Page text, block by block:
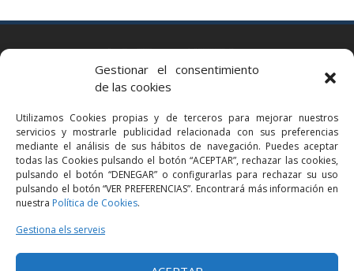
Gestionar el consentimiento
de las cookies
Utilizamos Cookies propias y de terceros para mejorar nuestros
servicios y mostrarle publicidad relacionada con sus preferencias
mediante el análisis de sus hábitos de navegación. Puedes aceptar
todas las Cookies pulsando el botón “ACEPTAR”, rechazar las cookies,
pulsando el botón “DENEGAR” o configurarlas para rechazar su uso
pulsando el botón “VER PREFERENCIAS”. Encontrará más información en
nuestra Política de Cookies.
Gestiona els serveis
Via Augusta 2 bis, 3º, 08006 Barcelona
bcn@bellavistalegal.eu
GRANOLLERS
C/ Sant Jaume, 16 1r, 08401 Granollers (Bcn)
+34 93 860 39 60
grn@bellavistalegal.eu
MADRID
C/ Serrano 114, 2º izq. 28006 Madrid.